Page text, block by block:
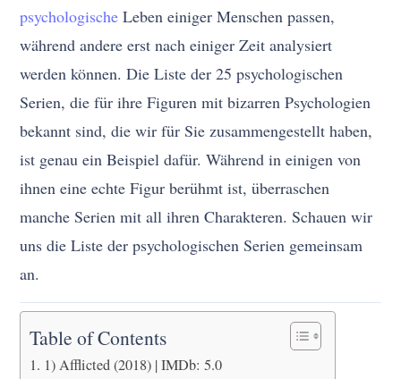
psychologische Leben einiger Menschen passen,
während andere erst nach einiger Zeit analysiert
werden können. Die Liste der 25 psychologischen
Serien, die für ihre Figuren mit bizarren Psychologien
bekannt sind, die wir für Sie zusammengestellt haben,
ist genau ein Beispiel dafür. Während in einigen von
ihnen eine echte Figur berühmt ist, überraschen
manche Serien mit all ihren Charakteren. Schauen wir
uns die Liste der psychologischen Serien gemeinsam
an.
Table of Contents
1) Afflicted (2018) | IMDb: 5.0